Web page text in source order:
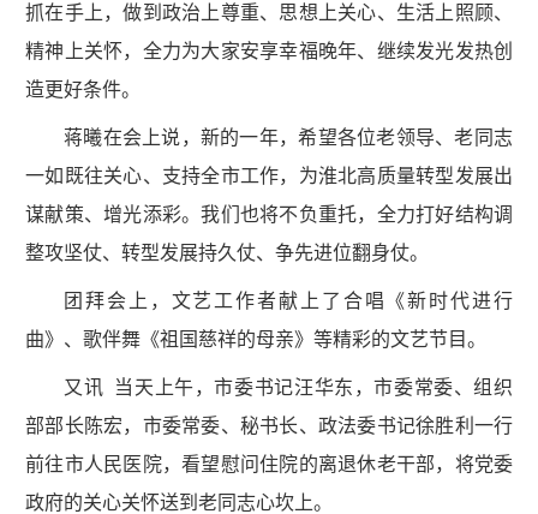
抓在手上，做到政治上尊重、思想上关心、生活上照顾、
精神上关怀，全力为大家安享幸福晚年、继续发光发热创
造更好条件。
蒋曦在会上说，新的一年，希望各位老领导、老同志
一如既往关心、支持全市工作，为淮北高质量转型发展出
谋献策、增光添彩。我们也将不负重托，全力打好结构调
整攻坚仗、转型发展持久仗、争先进位翻身仗。
团拜会上，文艺工作者献上了合唱《新时代进行
曲》、歌伴舞《祖国慈祥的母亲》等精彩的文艺节目。
又讯 当天上午，市委书记汪华东，市委常委、组织
部部长陈宏，市委常委、秘书长、政法委书记徐胜利一行
前往市人民医院，看望慰问住院的离退休老干部，将党委
政府的关心关怀送到老同志心坎上。